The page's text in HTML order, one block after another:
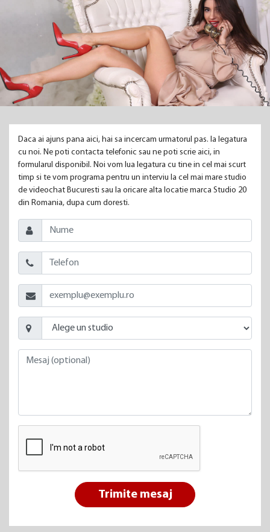
Daca ai ajuns pana aici, hai sa incercam urmatorul pas. Ia legatura
cu noi. Ne poti contacta telefonic sau ne poti scrie aici, in
formularul disponibil. Noi vom lua legatura cu tine in cel mai scurt
timp si te vom programa pentru un interviu la cel mai mare studio
de videochat Bucuresti sau la oricare alta locatie marca Studio 20
din Romania, dupa cum doresti.
Trimite mesaj